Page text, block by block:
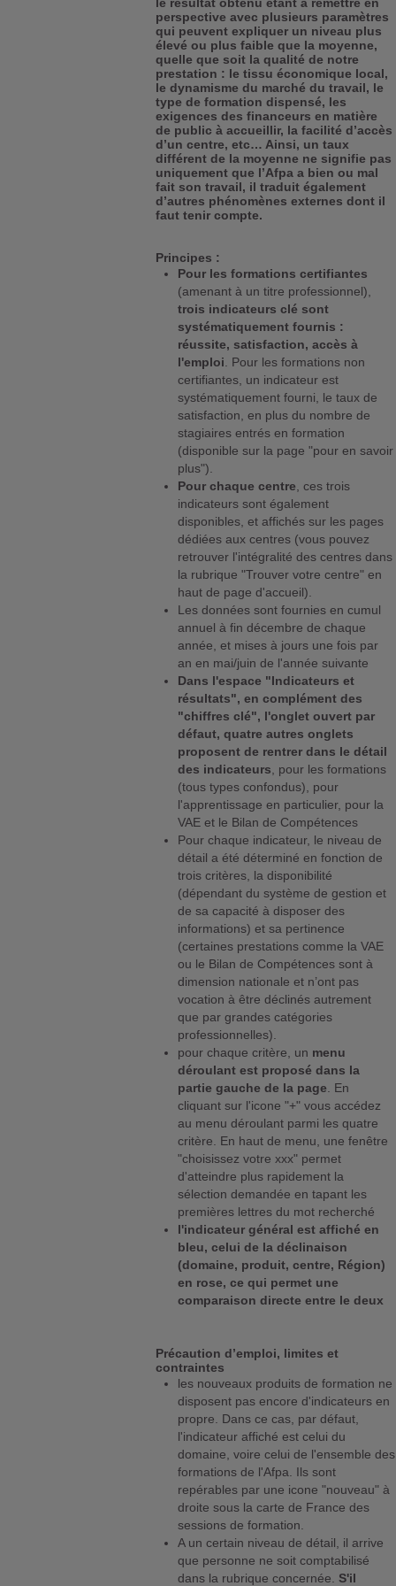
perspective avec plusieurs paramètres
qui peuvent expliquer un niveau plus
élevé ou plus faible que la moyenne,
quelle que soit la qualité de notre
prestation : le tissu économique local,
le dynamisme du marché du travail, le
type de formation dispensé, les
exigences des financeurs en matière
de public à accueillir, la facilité d’accès
d’un centre, etc… Ainsi, un taux
différent de la moyenne ne signifie pas
uniquement que l’Afpa a bien ou mal
fait son travail, il traduit également
d’autres phénomènes externes dont il
faut tenir compte.
Principes :
Pour les formations certifiantes
(amenant à un titre professionnel),
trois indicateurs clé sont
systématiquement fournis :
réussite, satisfaction, accès à
l'emploi . Pour les formations non
certifiantes, un indicateur est
systématiquement fourni, le taux de
satisfaction, en plus du nombre de
stagiaires entrés en formation
(disponible sur la page "pour en savoir
plus").
Pour chaque centre , ces trois
indicateurs sont également
disponibles, et affichés sur les pages
dédiées aux centres (vous pouvez
retrouver l'intégralité des centres dans
la rubrique "Trouver votre centre" en
haut de page d'accueil).
Les données sont fournies en cumul
annuel à fin décembre de chaque
année, et mises à jours une fois par
an en mai/juin de l'année suivante
Dans l'espace "Indicateurs et
résultats", en complément des
"chiffres clé", l'onglet ouvert par
défaut, quatre autres onglets
proposent de rentrer dans le détail
des indicateurs , pour les formations
(tous types confondus), pour
l'apprentissage en particulier, pour la
VAE et le Bilan de Compétences
Pour chaque indicateur, le niveau de
détail a été déterminé en fonction de
trois critères, la disponibilité
(dépendant du système de gestion et
de sa capacité à disposer des
informations) et sa pertinence
(certaines prestations comme la VAE
ou le Bilan de Compétences sont à
dimension nationale et n’ont pas
vocation à être déclinés autrement
que par grandes catégories
professionnelles).
pour chaque critère, un menu
déroulant est proposé dans la
partie gauche de la page . En
cliquant sur l'icone "+" vous accédez
au menu déroulant parmi les quatre
critère. En haut de menu, une fenêtre
"choisissez votre xxx" permet
d'atteindre plus rapidement la
sélection demandée en tapant les
premières lettres du mot recherché
l'indicateur général est affiché en
bleu, celui de la déclinaison
(domaine, produit, centre, Région)
en rose, ce qui permet une
comparaison directe entre le deux
Précaution d’emploi, limites et
contraintes
les nouveaux produits de formation ne
disposent pas encore d'indicateurs en
propre. Dans ce cas, par défaut,
l'indicateur affiché est celui du
domaine, voire celui de l'ensemble des
formations de l'Afpa. Ils sont
repérables par une icone "nouveau" à
droite sous la carte de France des
sessions de formation.
A un certain niveau de détail, il arrive
que personne ne soit comptabilisé
dans la rubrique concernée.S'il